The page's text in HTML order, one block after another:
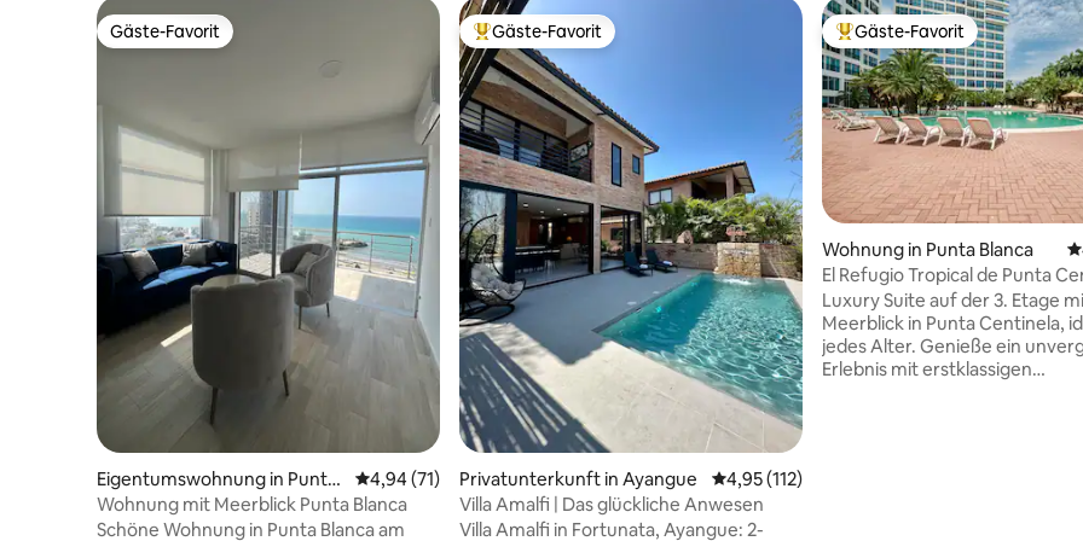
Gäste-Favorit
Gäste-Favorit
Eigentumswohnung in Punta
Blanca
Durchschnittliche Bewertung: 4,94 von 5, 71 Bewertungen
4,94 (71)
Wohnung mit Meerblick Punta Blanca
Schöne Wohnung in Punta Blanca am
Beliebter Gäste-Favorit.
Gäste-Favorit
Privatunterkunft in Ayangue Durchschnittliche Bewertung: 4,95 von 5,
4,95 (112)
Villa Amalfi | Das glückliche Anwesen
Villa Amalfi in Fortunata, Ayangue: 2-
Beliebter Gäste-Favorit.
Gäste-Favorit
Wohnung in Punta Blanca
El Refugio Tropical de Punta
Luxury Suite auf der 3. Etage
Meerblick in Punta Centinela,
jedes Alter. Genieße ein
Erlebnis mit erstklassigen